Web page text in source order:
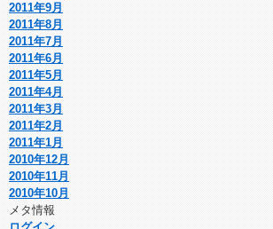
2011年9月
2011年8月
2011年7月
2011年6月
2011年5月
2011年4月
2011年3月
2011年2月
2011年1月
2010年12月
2010年11月
2010年10月
メタ情報